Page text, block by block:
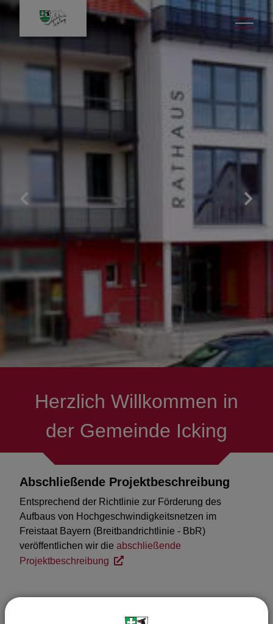
Projekte & Themen
Umrüstung Straßenbeleuchtung auf
Raumlufttechnik Schulen &
Kindertagesstätten
Energiewende
Oberflächenentwässerung
Kommunale Wärmeplanung
Verkehrskonzept
Bay. Förderprogramm
Austausch Beleuchtung in der
Grundschule Icking
Energieberatung für
Nichtwohngebäude, Neubau
Herzlich Willkommen in
der Gemeinde Icking
Abschließende Projektbeschreibung
Entsprechend der Richtlinie zur Förderung des
Aufbaus von Hochgeschwindigkeitsnetzen im
Freistaat Bayern (Breitbandrichtlinie - BbR)
veröffentlichen wir die abschließende
Projektbeschreibung